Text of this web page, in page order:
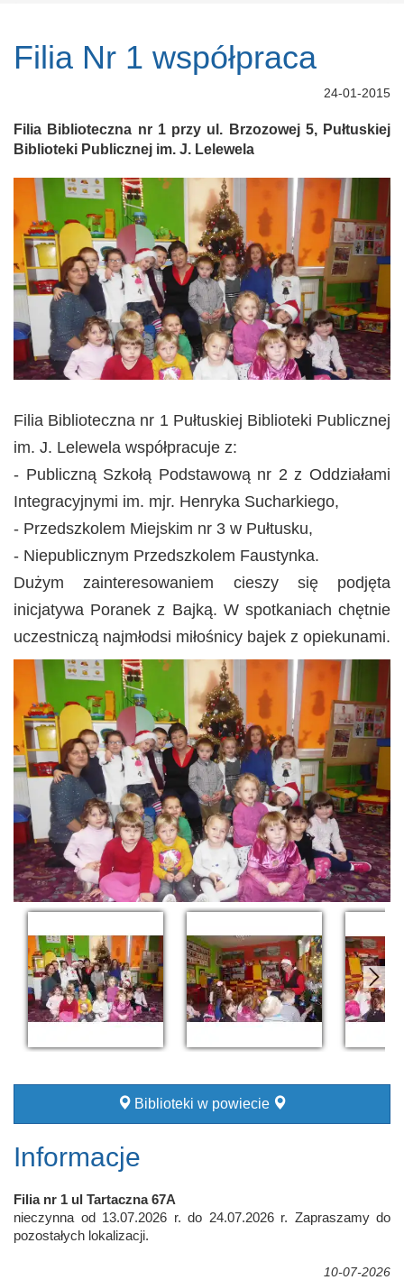
Filia Nr 1 współpraca
24-01-2015
Filia Biblioteczna nr 1 przy ul. Brzozowej 5, Pułtuskiej
Biblioteki Publicznej im. J. Lelewela
Filia Biblioteczna nr 1 Pułtuskiej Biblioteki Publicznej
im. J. Lelewela współpracuje z:
- Publiczną Szkołą Podstawową nr 2 z Oddziałami
Integracyjnymi im. mjr. Henryka Sucharkiego,
- Przedszkolem Miejskim nr 3 w Pułtusku,
- Niepublicznym Przedszkolem Faustynka.
Dużym zainteresowaniem cieszy się podjęta
inicjatywa Poranek z Bajką. W spotkaniach chętnie
uczestniczą najmłodsi miłośnicy bajek z opiekunami.
Biblioteki w powiecie
Informacje
Filia nr 1 ul Tartaczna 67A
nieczynna od 13.07.2026 r. do 24.07.2026 r. Zapraszamy do
pozostałych lokalizacji.
10-07-2026